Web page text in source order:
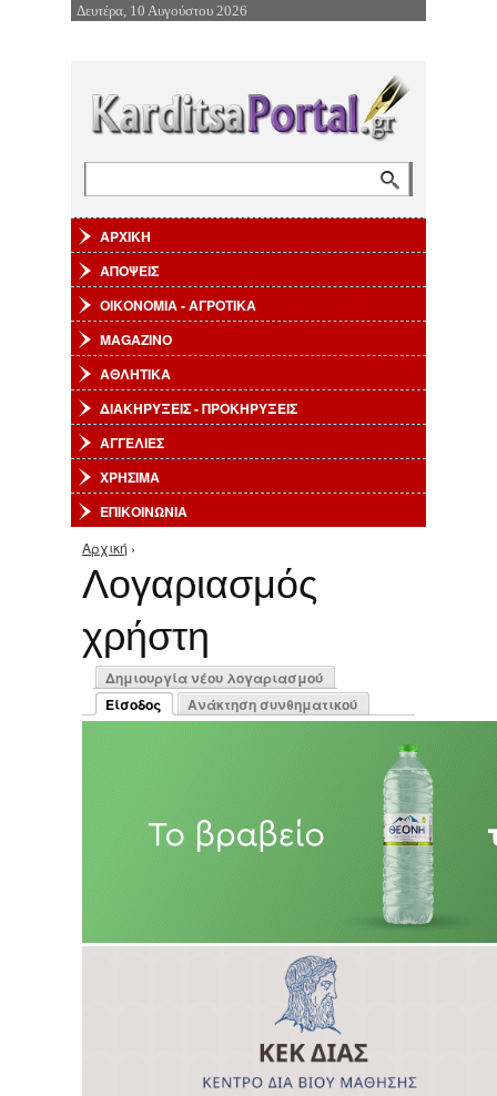
Επιστροφή στην Πλοήγηση
Δευτέρα, 10 Αυγούστου 2026
ΑΡΧΙΚΗ
ΑΠΟΨΕΙΣ
ΟΙΚΟΝΟΜΙΑ - ΑΓΡΟΤΙΚΑ
MAGAZINO
ΑΘΛΗΤΙΚΑ
ΔΙΑΚΗΡΥΞΕΙΣ - ΠΡΟΚΗΡΥΞΕΙΣ
ΑΓΓΕΛΙΕΣ
ΧΡΗΣΙΜΑ
ΕΠΙΚΟΙΝΩΝΙΑ
Είστε εδώ
Αρχική ›
Λογαριασμός
χρήστη
Πρωτεύουσες καρτέλες
Δημιουργία νέου λογαριασμού
Είσοδος
(ενεργή καρτέλα)
Ανάκτηση συνθηματικού